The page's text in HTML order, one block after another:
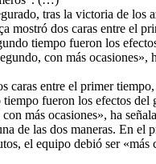
tras la victoria de los
mostró dos caras entre el
tiempo fueron los
con más ocasiones»,
caras entre el primer
fueron los efectos
más ocasiones», ha
de las dos maneras. En el
el equipo debió ser «más